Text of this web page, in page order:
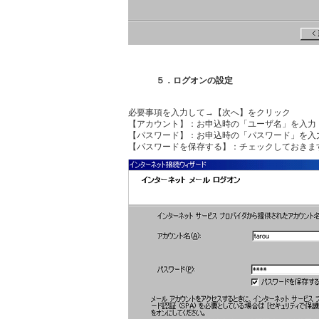
５．ログオンの設定
必要事項を入力して→【次へ】をクリック
【アカウント】：お申込時の「ユーザ名」を入力
【パスワード】：お申込時の「パスワード」を入
【パスワードを保存する】：チェックしておきま